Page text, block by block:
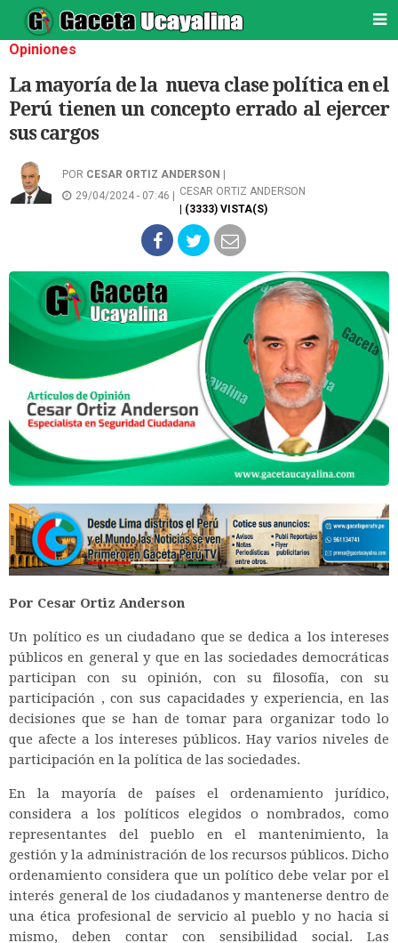
Opiniones
La mayoría de la nueva clase política en el
Perú tienen un concepto errado al ejercer
sus cargos
POR CESAR ORTIZ ANDERSON
29/04/2024 - 07:46 |
CESAR ORTIZ ANDERSON
| (3333) VISTA(S)
Por Cesar Ortiz Anderson
Un político es un ciudadano que se dedica a los intereses
públicos en general y que en las sociedades democráticas
participan con su opinión, con su filosofía, con su
participación , con sus capacidades y experiencia, en las
decisiones que se han de tomar para organizar todo lo
que afecte a los intereses públicos. Hay varios niveles de
participación en la política de las sociedades.
En la mayoría de países el ordenamiento jurídico,
considera a los políticos elegidos o nombrados, como
representantes del pueblo en el mantenimiento, la
gestión y la administración de los recursos públicos. Dicho
ordenamiento considera que un político debe velar por el
interés general de los ciudadanos y mantenerse dentro de
una ética profesional de servicio al pueblo y no hacia si
mismo, deben contar con sensibilidad social. Las